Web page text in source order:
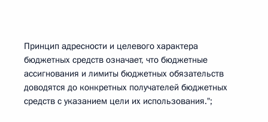
Принцип адресности и целевого характера
бюджетных средств означает, что бюджетные
ассигнования и лимиты бюджетных обязательств
доводятся до конкретных получателей бюджетных
средств с указанием цели их использования.";